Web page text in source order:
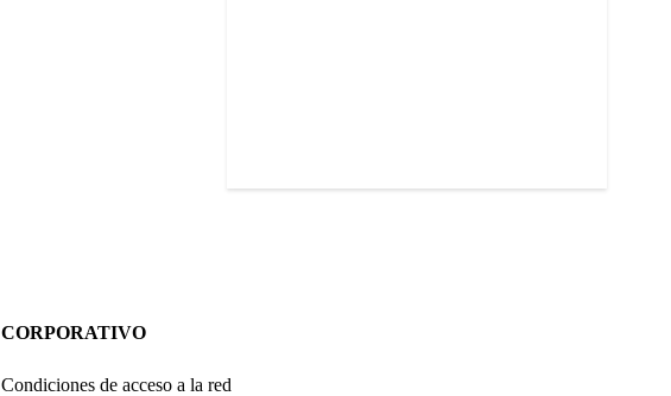
CORPORATIVO
Condiciones de acceso a la red